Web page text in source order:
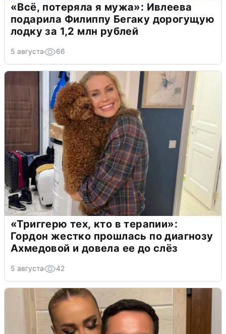
«Всё, потеряла я мужа»: Ивлеева
подарила Филиппу Бегаку дорогущую
лодку за 1,2 млн рублей
5 августа 66
«Триггерю тех, кто в терапии»:
Гордон жестко прошлась по диагнозу
Ахмедовой и довела ее до слёз
5 августа 42